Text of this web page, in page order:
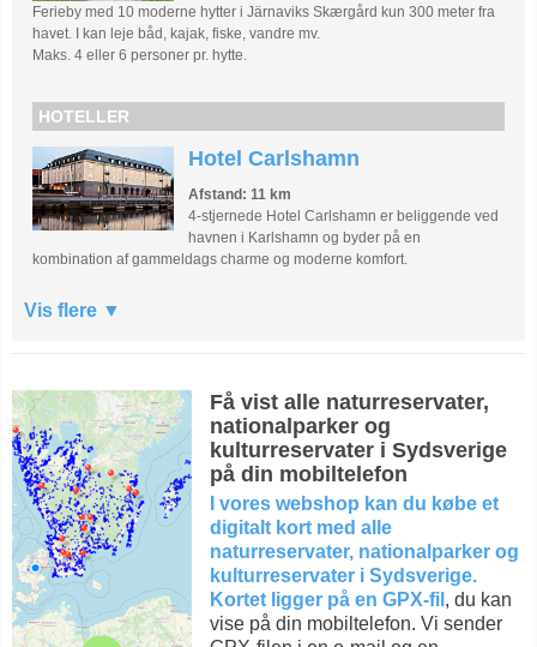
Ferieby med 10 moderne hytter i Järnaviks Skærgård kun 300 meter fra
havet. I kan leje båd, kajak, fiske, vandre mv.
Maks. 4 eller 6 personer pr. hytte.
HOTELLER
Hotel Carlshamn
Afstand: 11 km
4-stjernede Hotel Carlshamn er beliggende ved
havnen i Karlshamn og byder på en
kombination af gammeldags charme og moderne komfort.
Vis flere
Få vist alle naturreservater,
nationalparker og
kulturreservater i Sydsverige
på din mobiltelefon
I vores webshop kan du købe et
digitalt kort med alle
naturreservater, nationalparker og
kulturreservater i Sydsverige.
Kortet ligger på en GPX-fil , du kan
vise på din mobiltelefon. Vi sender